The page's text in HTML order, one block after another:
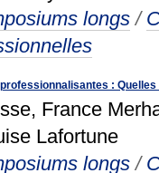
longs /
:
France
Lafortune
longs /